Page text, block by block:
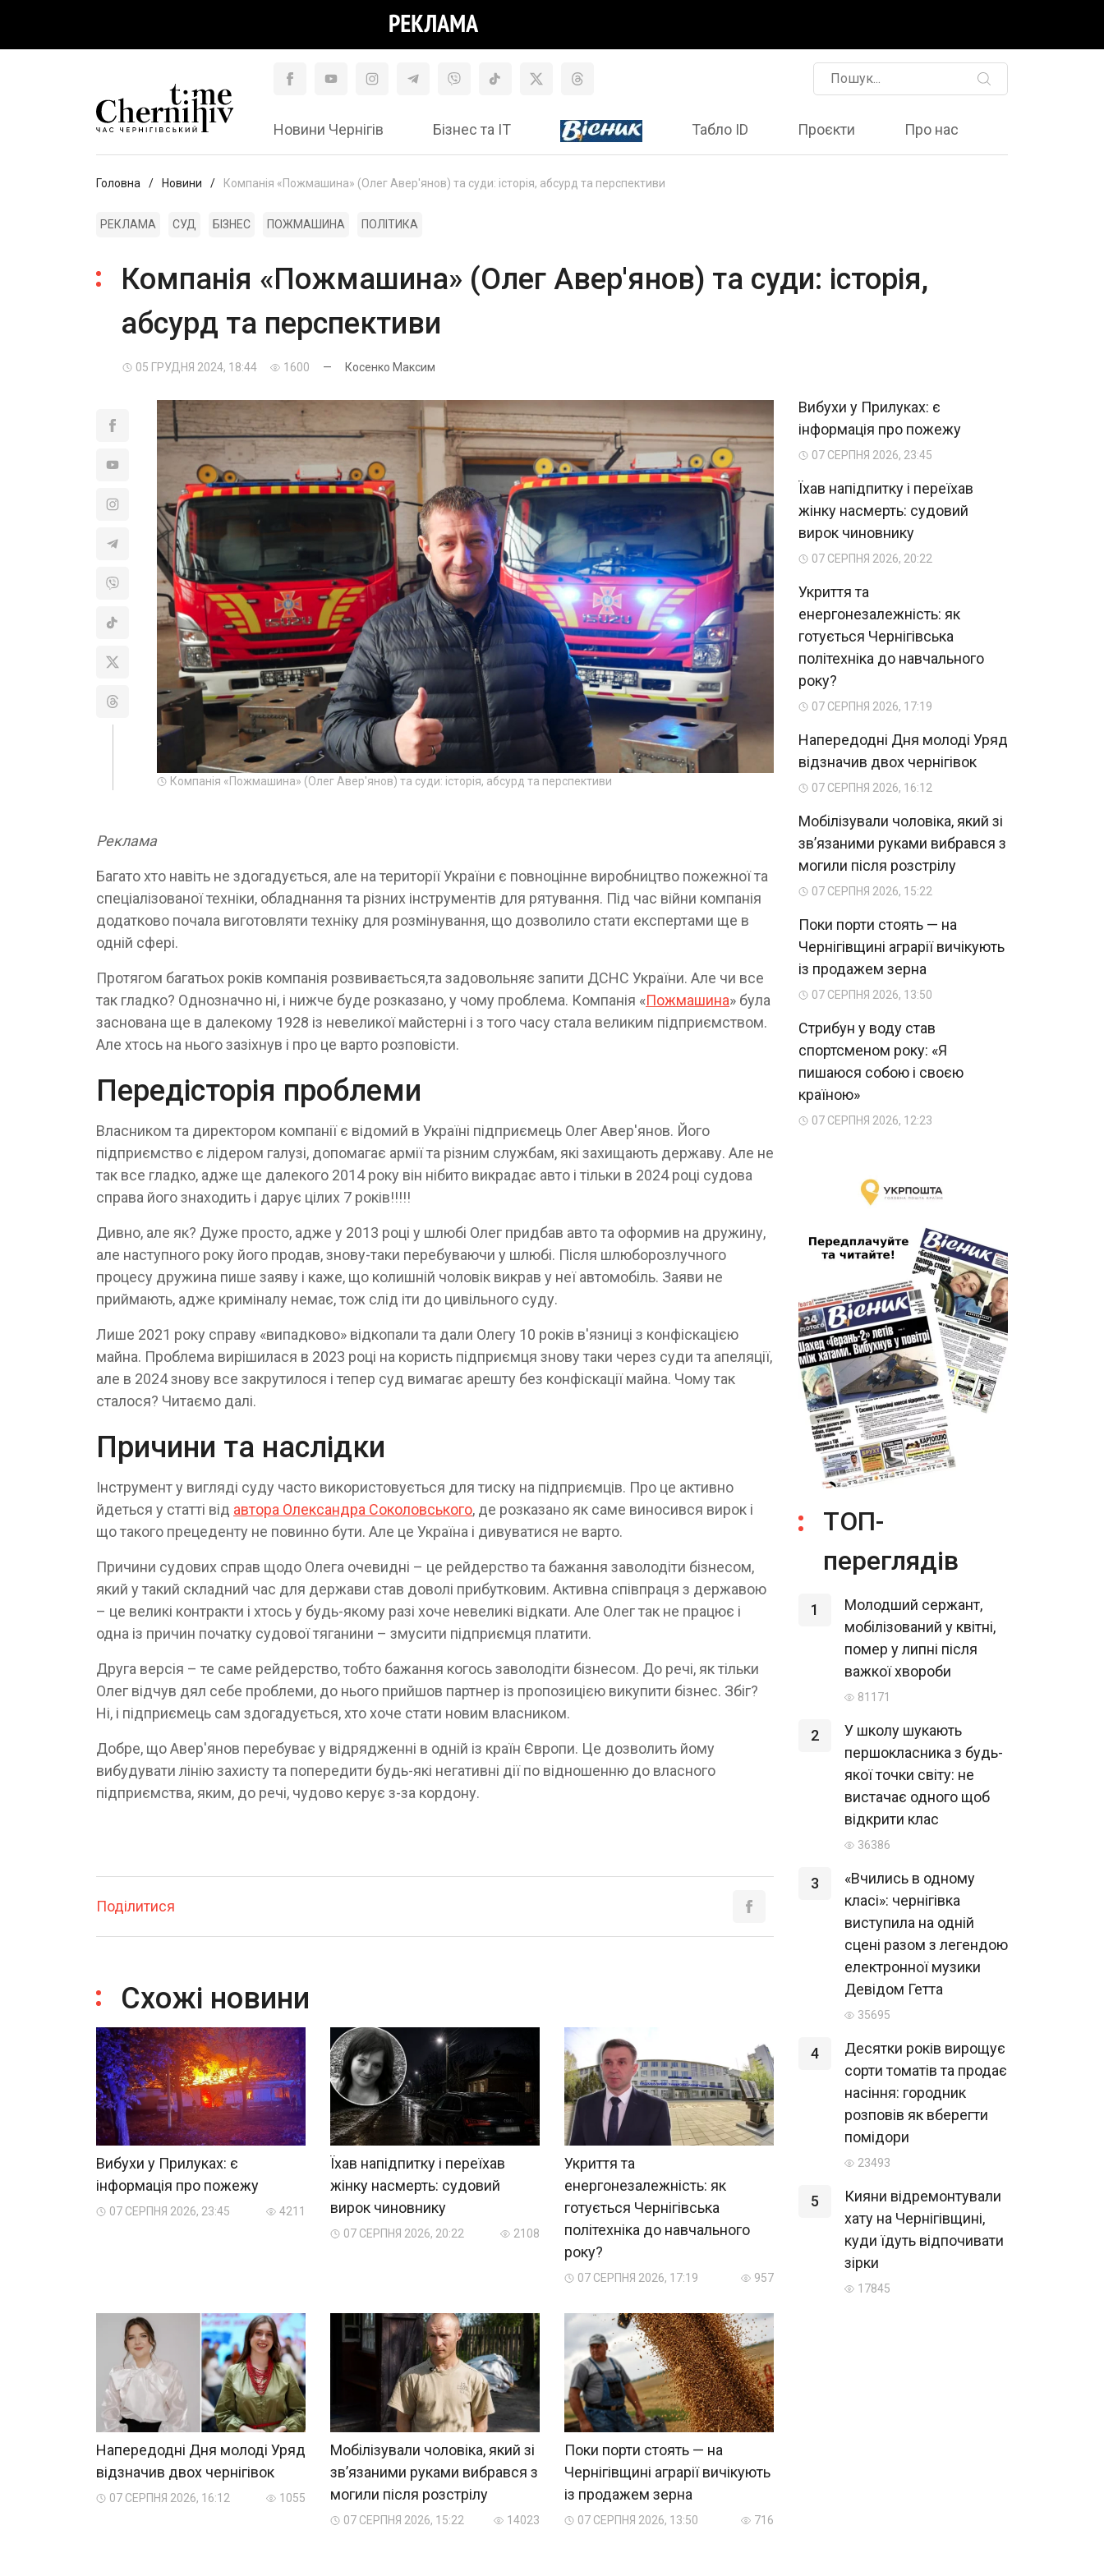
Новини Чернігів Бізнес та ІТ Табло ID Проєкти Про нас
Головна Новини Компанія «Пожмашина» (Олег Авер'янов) та суди: історія, абсурд та перспективи
РЕКЛАМА СУД БІЗНЕС ПОЖМАШИНА ПОЛІТИКА
Компанія «Пожмашина» (Олег Авер'янов) та суди: історія,
абсурд та перспективи
05 ГРУДНЯ 2024, 18:44 1600 — Косенко Максим
Компанія «Пожмашина» (Олег Авер'янов) та суди: історія, абсурд та перспективи
Реклама
Багато хто навіть не здогадується, але на території України є повноцінне виробництво пожежної та
спеціалізованої техніки, обладнання та різних інструментів для рятування. Під час війни компанія
додатково почала виготовляти техніку для розмінування, що дозволило стати експертами ще в
одній сфері.
Протягом багатьох років компанія розвивається,та задовольняє запити ДСНС України. Але чи все
так гладко? Однозначно ні, і нижче буде розказано, у чому проблема. Компанія «Пожмашина» була
заснована ще в далекому 1928 із невеликої майстерні і з того часу стала великим підприємством.
Але хтось на нього зазіхнув і про це варто розповісти.
Передісторія проблеми
Власником та директором компанії є відомий в Україні підприємець Олег Авер'янов. Його
підприємство є лідером галузі, допомагає армії та різним службам, які захищають державу. Але не
так все гладко, адже ще далекого 2014 року він нібито викрадає авто і тільки в 2024 році судова
справа його знаходить і дарує цілих 7 років!!!!!
Дивно, але як? Дуже просто, адже у 2013 році у шлюбі Олег придбав авто та оформив на дружину,
але наступного року його продав, знову-таки перебуваючи у шлюбі. Після шлюборозлучного
процесу дружина пише заяву і каже, що колишній чоловік викрав у неї автомобіль. Заяви не
приймають, адже криміналу немає, тож слід іти до цивільного суду.
Лише 2021 року справу «випадково» відкопали та дали Олегу 10 років в'язниці з конфіскацією
майна. Проблема вирішилася в 2023 році на користь підприємця знову таки через суди та апеляції,
але в 2024 знову все закрутилося і тепер суд вимагає арешту без конфіскації майна. Чому так
сталося? Читаємо далі.
Причини та наслідки
Інструмент у вигляді суду часто використовується для тиску на підприємців. Про це активно
йдеться у статті від автора Олександра Соколовського, де розказано як саме виносився вирок і
що такого прецеденту не повинно бути. Але це Україна і дивуватися не варто.
Причини судових справ щодо Олега очевидні – це рейдерство та бажання заволодіти бізнесом,
який у такий складний час для держави став доволі прибутковим. Активна співпраця з державою
– це великі контракти і хтось у будь-якому разі хоче невеликі відкати. Але Олег так не працює і
одна із причин початку судової тяганини – змусити підприємця платити.
Друга версія – те саме рейдерство, тобто бажання когось заволодіти бізнесом. До речі, як тільки
Олег відчув дял себе проблеми, до нього прийшов партнер із пропозицією викупити бізнес. Збіг?
Ні, і підприємець сам здогадується, хто хоче стати новим власником.
Добре, що Авер'янов перебуває у відрядженні в одній із країн Європи. Це дозволить йому
вибудувати лінію захисту та попередити будь-які негативні дії по відношенню до власного
підприємства, яким, до речі, чудово керує з-за кордону.
Поділитися
Схожі новини
Вибухи у Прилуках: є
інформація про пожежу
07 СЕРПНЯ 2026, 23:45 4211
Їхав напідпитку і переїхав
жінку насмерть: судовий
вирок чиновнику
07 СЕРПНЯ 2026, 20:22 2108
Укриття та
енергонезалежність: як
готується Чернігівська
політехніка до навчального
року?
07 СЕРПНЯ 2026, 17:19 957
Напередодні Дня молоді Уряд
відзначив двох чернігівок
07 СЕРПНЯ 2026, 16:12 1055
Мобілізували чоловіка, який зі
зв’язаними руками вибрався з
могили після розстрілу
07 СЕРПНЯ 2026, 15:22 14023
Поки порти стоять — на
Чернігівщині аграрії вичікують
із продажем зерна
07 СЕРПНЯ 2026, 13:50 716
Вибухи у Прилуках: є
інформація про пожежу
07 СЕРПНЯ 2026, 23:45
Їхав напідпитку і переїхав
жінку насмерть: судовий
вирок чиновнику
07 СЕРПНЯ 2026, 20:22
Укриття та
енергонезалежність: як
готується Чернігівська
політехніка до навчального
року?
07 СЕРПНЯ 2026, 17:19
Напередодні Дня молоді Уряд
відзначив двох чернігівок
07 СЕРПНЯ 2026, 16:12
Мобілізували чоловіка, який зі
зв’язаними руками вибрався з
могили після розстрілу
07 СЕРПНЯ 2026, 15:22
Поки порти стоять — на
Чернігівщині аграрії вичікують
із продажем зерна
07 СЕРПНЯ 2026, 13:50
Стрибун у воду став
спортсменом року: «Я
пишаюся собою і своєю
країною»
07 СЕРПНЯ 2026, 12:23
ТОП-
переглядів
1
Молодший сержант,
мобілізований у квітні,
помер у липні після
важкої хвороби
81171
2
У школу шукають
першокласника з будь-
якої точки світу: не
вистачає одного щоб
відкрити клас
36386
3
«Вчились в одному
класі»: чернігівка
виступила на одній
сцені разом з легендою
електронної музики
Девідом Гетта
35695
4
Десятки років вирощує
сорти томатів та продає
насіння: городник
розповів як вберегти
помідори
23493
5
Кияни відремонтували
хату на Чернігівщині,
куди їдуть відпочивати
зірки
17845